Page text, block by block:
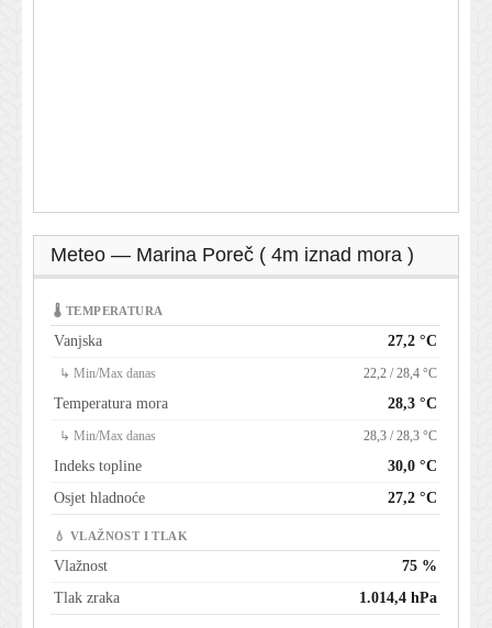
Meteo — Marina Poreč ( 4m iznad mora )
🌡 TEMPERATURA
Vanjska 27,2 °C
↳ Min/Max danas 22,2 / 28,4 °C
Temperatura mora 28,3 °C
↳ Min/Max danas 28,3 / 28,3 °C
Indeks topline
30,0 °C
Osjet hladnoće
27,2 °C
💧 VLAŽNOST I TLAK
Vlažnost
75 %
Tlak zraka
1.014,4 hPa